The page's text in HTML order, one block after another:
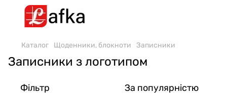
Каталог Щоденники, блокноти Записники
Записники з логотипом
Фільтр За популярністю